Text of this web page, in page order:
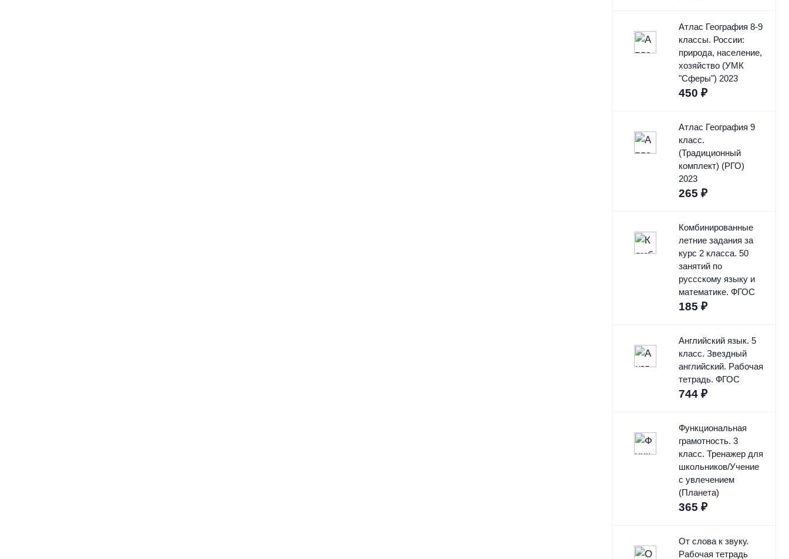
Атлас География 8-9
классы. России:
природа, население,
хозяйство (УМК
"Сферы") 2023
450 ₽
Атлас География 9
класс.
(Традиционный
комплект) (РГО)
2023
265 ₽
Комбинированные
летние задания за
курс 2 класса. 50
занятий по
руссскому языку и
математике. ФГОС
185 ₽
Английский язык. 5
класс. Звездный
английский. Рабочая
тетрадь. ФГОС
744 ₽
Функциональная
грамотность. 3
класс. Тренажер для
школьников/Учение
с увлечением
(Планета)
365 ₽
От слова к звуку.
Рабочая тетрадь